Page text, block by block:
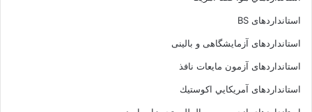
استانداردهای BS
استانداردهای آزمایشگاهی و بالینی
استانداردهای آزمون مایعات نافذ
استانداردهای آمريكايي اكوستيك